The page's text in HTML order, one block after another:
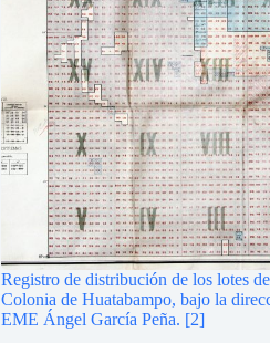
Registro de distribución de los lotes
Colonia de Huatabampo, bajo la
EME Ángel García Peña. [2]